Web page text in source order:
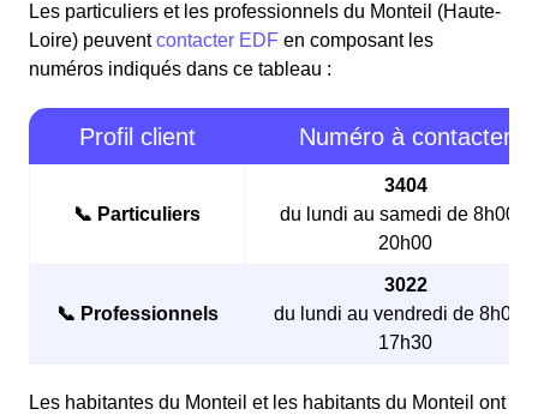
Les particuliers et les professionnels du Monteil (Haute-
Loire) peuventcontacter EDF en composant les
numéros indiqués dans ce tableau :
Profil client Numéro à contacter
📞 Particuliers
3404
du lundi au samedi de 8h00 à
20h00
📞 Professionnels
3022
du lundi au vendredi de 8h00 à
17h30
Les habitantes du Monteil et les habitants du Monteil ont